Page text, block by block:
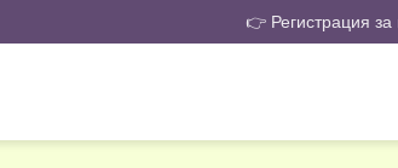
👉 Регистрация